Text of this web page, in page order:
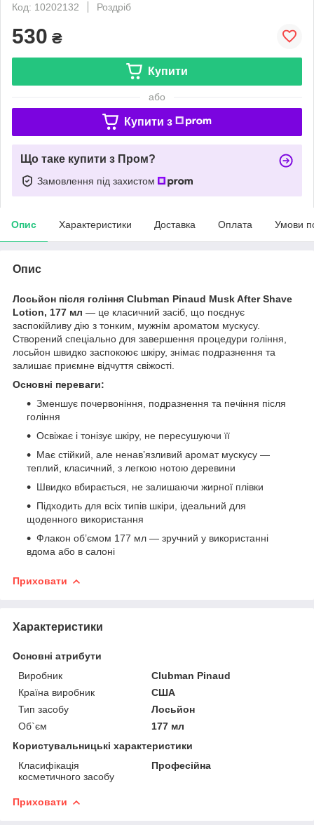
Код: 10202132
Роздріб
530 ₴
Купити
або
Купити з
Що таке купити з Пром?
Замовлення під захистом
Опис Характеристики Доставка Оплата Умови
Опис
Лосьйон після гоління Clubman Pinaud Musk After Shave
Lotion, 177 мл — це класичний засіб, що поєднує
заспокійливу дію з тонким, мужнім ароматом мускусу.
Створений спеціально для завершення процедури гоління,
лосьйон швидко заспокоює шкіру, знімає подразнення та
залишає приємне відчуття свіжості.
Основні переваги:
Зменшує почервоніння, подразнення та печіння після
гоління
Освіжає і тонізує шкіру, не пересушуючи її
Має стійкий, але ненав’язливий аромат мускусу —
теплий, класичний, з легкою нотою деревини
Швидко вбирається, не залишаючи жирної плівки
Підходить для всіх типів шкіри, ідеальний для
щоденного використання
Флакон об’ємом 177 мл — зручний у використанні
вдома або в салоні
Приховати
Характеристики
Основні атрибути
Виробник
Clubman Pinaud
Країна виробник
США
Тип засобу
Лосьйон
Об`єм
177 мл
Користувальницькі характеристики
Класифікація
косметичного засобу
Професійна
Приховати